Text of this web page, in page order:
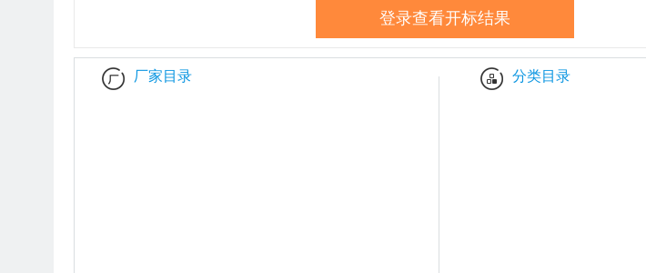
登录查看开标结果
厂家目录 分类目录